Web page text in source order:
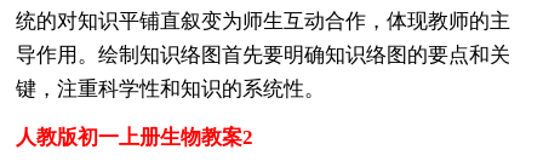
统的对知识平铺直叙变为师生互动合作，体现教师的主
导作用。绘制知识络图首先要明确知识络图的要点和关
键，注重科学性和知识的系统性。
人教版初一上册生物教案2